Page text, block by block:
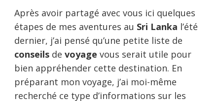
Après avoir partagé avec vous ici quelques
étapes de mes aventures au Sri Lanka l’été
dernier, j’ai pensé qu’une petite liste de
conseils de voyage vous serait utile pour
bien appréhender cette destination. En
préparant mon voyage, j’ai moi-même
recherché ce type d’informations sur les